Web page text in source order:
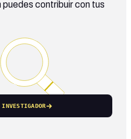
contribuir con tus